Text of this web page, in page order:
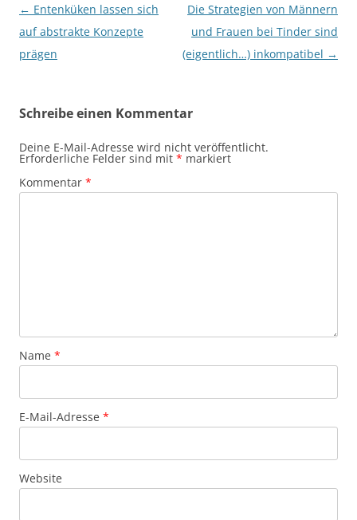
Beitragsnavigation
← Entenküken lassen sich
auf abstrakte Konzepte
prägen
Die Strategien von Männern
und Frauen bei Tinder sind
(eigentlich…) inkompatibel →
Schreibe einen Kommentar
Deine E-Mail-Adresse wird nicht veröffentlicht.
Erforderliche Felder sind mit * markiert
Kommentar *
Name *
E-Mail-Adresse *
Website